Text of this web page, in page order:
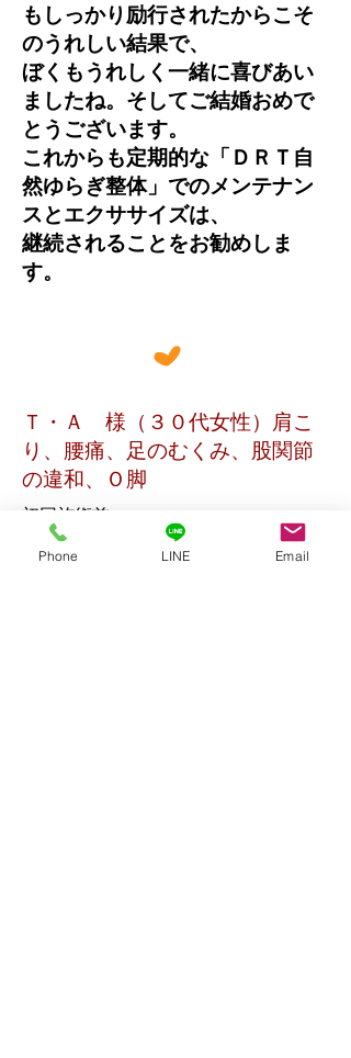
もしっかり励行されたからこそ
のうれしい結果で、
ぼくもうれしく一緒に喜びあい
ましたね。そしてご結婚おめで
とうございます。
これからも定期的な「ＤＲＴ自
然ゆらぎ整体」でのメンテナン
スとエクササイズは、
継続されることをお勧めしま
す。
Ｔ・Ａ 様（３０代女性）肩こ
り、腰痛、足のむくみ、股関節
の違和、Ｏ脚
初回施術前
Phone LINE Email